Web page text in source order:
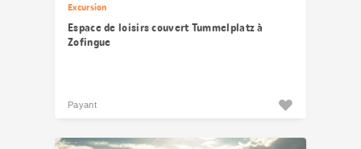
Excursion
Espace de loisirs couvert Tummelplatz à
Zofingue
Payant